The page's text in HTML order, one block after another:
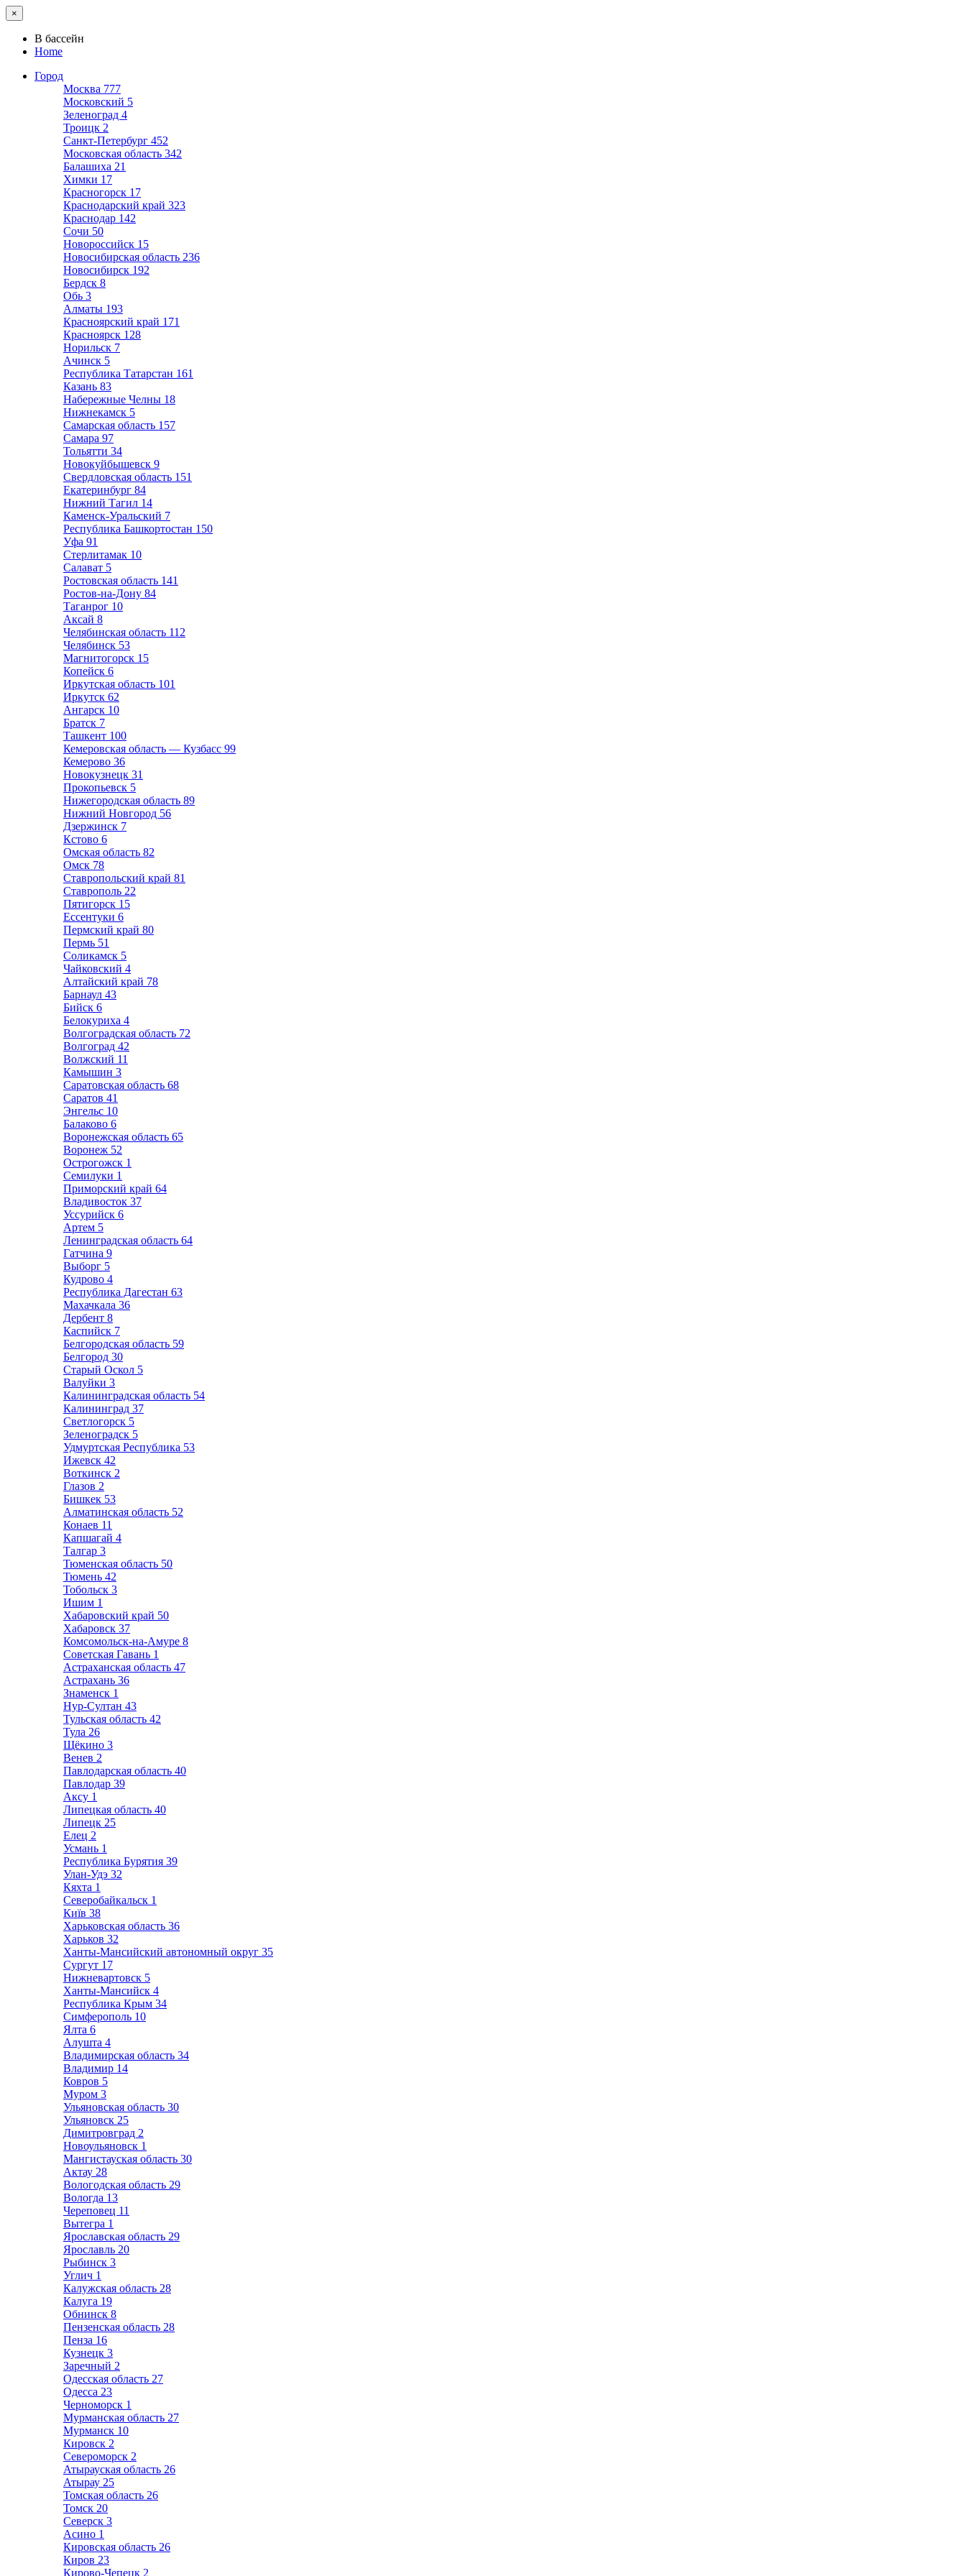
×
В бассейн
Home
Город
Москва 777
Московский 5
Зеленоград 4
Троицк 2
Санкт-Петербург 452
Московская область 342
Балашиха 21
Химки 17
Красногорск 17
Краснодарский край 323
Краснодар 142
Сочи 50
Новороссийск 15
Новосибирская область 236
Новосибирск 192
Бердск 8
Обь 3
Алматы 193
Красноярский край 171
Красноярск 128
Норильск 7
Ачинск 5
Республика Татарстан 161
Казань 83
Набережные Челны 18
Нижнекамск 5
Самарская область 157
Самара 97
Тольятти 34
Новокуйбышевск 9
Свердловская область 151
Екатеринбург 84
Нижний Тагил 14
Каменск-Уральский 7
Республика Башкортостан 150
Уфа 91
Стерлитамак 10
Салават 5
Ростовская область 141
Ростов-на-Дону 84
Таганрог 10
Аксай 8
Челябинская область 112
Челябинск 53
Магнитогорск 15
Копейск 6
Иркутская область 101
Иркутск 62
Ангарск 10
Братск 7
Ташкент 100
Кемеровская область — Кузбасс 99
Кемерово 36
Новокузнецк 31
Прокопьевск 5
Нижегородская область 89
Нижний Новгород 56
Дзержинск 7
Кстово 6
Омская область 82
Омск 78
Ставропольский край 81
Ставрополь 22
Пятигорск 15
Ессентуки 6
Пермский край 80
Пермь 51
Соликамск 5
Чайковский 4
Алтайский край 78
Барнаул 43
Бийск 6
Белокуриха 4
Волгоградская область 72
Волгоград 42
Волжский 11
Камышин 3
Саратовская область 68
Саратов 41
Энгельс 10
Балаково 6
Воронежская область 65
Воронеж 52
Острогожск 1
Семилуки 1
Приморский край 64
Владивосток 37
Уссурийск 6
Артем 5
Ленинградская область 64
Гатчина 9
Выборг 5
Кудрово 4
Республика Дагестан 63
Махачкала 36
Дербент 8
Каспийск 7
Белгородская область 59
Белгород 30
Старый Оскол 5
Валуйки 3
Калининградская область 54
Калининград 37
Светлогорск 5
Зеленоградск 5
Удмуртская Республика 53
Ижевск 42
Воткинск 2
Глазов 2
Бишкек 53
Алматинская область 52
Конаев 11
Капшагай 4
Талгар 3
Тюменская область 50
Тюмень 42
Тобольск 3
Ишим 1
Хабаровский край 50
Хабаровск 37
Комсомольск-на-Амуре 8
Советская Гавань 1
Астраханская область 47
Астрахань 36
Знаменск 1
Нур-Султан 43
Тульская область 42
Тула 26
Щёкино 3
Венев 2
Павлодарская область 40
Павлодар 39
Аксу 1
Липецкая область 40
Липецк 25
Елец 2
Усмань 1
Республика Бурятия 39
Улан-Удэ 32
Кяхта 1
Северобайкальск 1
Київ 38
Харьковская область 36
Харьков 32
Ханты-Мансийский автономный округ 35
Сургут 17
Нижневартовск 5
Ханты-Мансийск 4
Республика Крым 34
Симферополь 10
Ялта 6
Алушта 4
Владимирская область 34
Владимир 14
Ковров 5
Муром 3
Ульяновская область 30
Ульяновск 25
Димитровград 2
Новоульяновск 1
Мангистауская область 30
Актау 28
Вологодская область 29
Вологда 13
Череповец 11
Вытегра 1
Ярославская область 29
Ярославль 20
Рыбинск 3
Углич 1
Калужская область 28
Калуга 19
Обнинск 8
Пензенская область 28
Пенза 16
Кузнецк 3
Заречный 2
Одесская область 27
Одесса 23
Черноморск 1
Мурманская область 27
Мурманск 10
Кировск 2
Североморск 2
Атырауская область 26
Атырау 25
Томская область 26
Томск 20
Северск 3
Асино 1
Кировская область 26
Киров 23
Кирово-Чепецк 2